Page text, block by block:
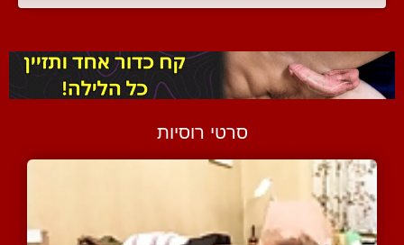
סרטי רוסיות